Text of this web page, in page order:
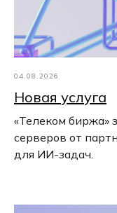
04.08.2026
Новая услуга
«Телеком биржа»
серверов от
для ИИ-задач.